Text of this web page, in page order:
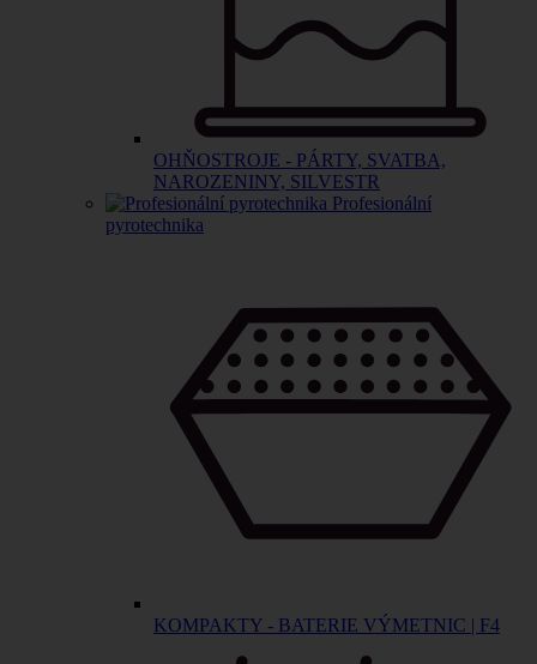
OHŇOSTROJE - PÁRTY, SVATBA,
NAROZENINY, SILVESTR
Profesionální
pyrotechnika
KOMPAKTY - BATERIE VÝMETNIC | F4